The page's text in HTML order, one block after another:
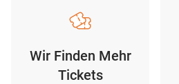
Wir Finden Mehr
Tickets